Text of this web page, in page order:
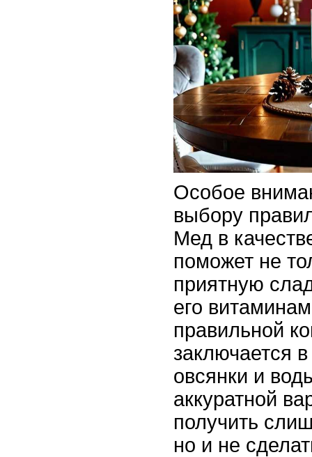
Особое
выбору
Мед в
поможет не
приятную
его
правильной
заключается
овсянки и
аккуратной
получить
но и не